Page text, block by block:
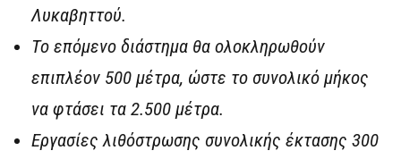
Λυκαβηττού.
Το επόμενο διάστημα θα ολοκληρωθούν
επιπλέον 500 μέτρα, ώστε το συνολικό μήκος
να φτάσει τα 2.500 μέτρα.
Εργασίες λιθόστρωσης συνολικής έκτασης 300